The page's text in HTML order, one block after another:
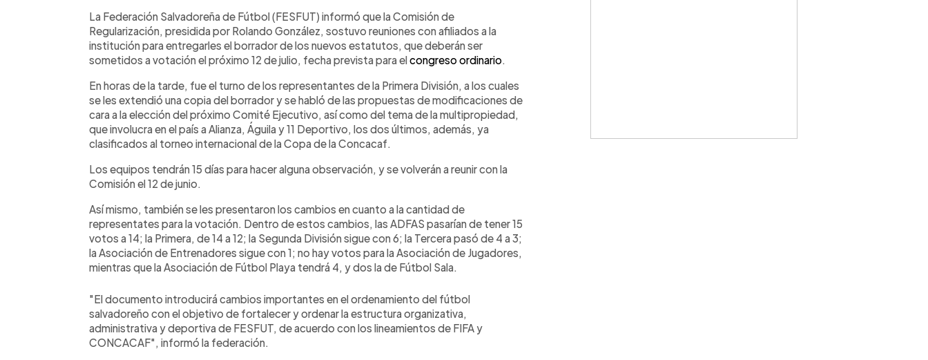
► Escuchar artículo
La Federación Salvadoreña de Fútbol (FESFUT) informó que la Comisión de
Regularización, presidida por Rolando González, sostuvo reuniones con afiliados a la
institución para entregarles el borrador de los nuevos estatutos, que deberán ser
sometidos a votación el próximo 12 de julio, fecha prevista para elcongreso ordinario
En horas de la tarde, fue el turno de los representantes de la Primera División, a los cuales
se les extendió una copia del borrador y se habló de las propuestas de modificaciones de
cara a la elección del próximo Comité Ejecutivo, así como del tema de la multipropiedad,
que involucra en el país a Alianza, Águila y 11 Deportivo, los dos últimos, además, ya
clasificados al torneo internacional de la Copa de la Concacaf.
Los equipos tendrán 15 días para hacer alguna observación, y se volverán a reunir con la
Comisión el 12 de junio.
Así mismo, también se les presentaron los cambios en cuanto a la cantidad de
representates para la votación. Dentro de estos cambios, las ADFAS pasarían de tener 15
votos a 14; la Primera, de 14 a 12; la Segunda División sigue con 6; la Tercera pasó de 4 a 3;
la Asociación de Entrenadores sigue con 1; no hay votos para la Asociación de Jugadores,
mientras que la Asociación de Fútbol Playa tendrá 4, y dos la de Fútbol Sala.
"El documento introducirá cambios importantes en el ordenamiento del fútbol
salvadoreño con el objetivo de fortalecer y ordenar la estructura organizativa,
administrativa y deportiva de FESFUT, de acuerdo con los lineamientos de FIFA y
CONCACAF", informó la federación.